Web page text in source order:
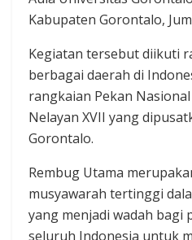
Kabupaten Gorontalo,
Kegiatan tersebut diikuti
berbagai daerah di
rangkaian Pekan Nasional
Nelayan XVII yang
Gorontalo.
Rembug Utama
musyawarah tertinggi
yang menjadi wadah bagi
seluruh Indonesia untuk